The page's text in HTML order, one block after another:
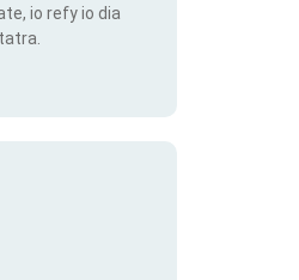
io refy io dia